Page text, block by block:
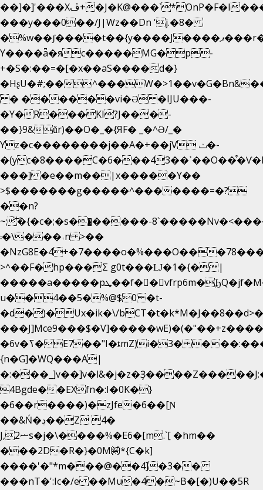
��]�]'���Xڦ+�J�K@���`*OnP�F�I�����n����ˎ���E>���%
���y���0��/J|Wz��Dn 'j.�8�
�%w��ʃ����t��{y����J����ޕ���r��d�$e҅b�e����
Y����ǟ�яc�����MG�p-
+�S�:��=�[�x��aS����d�}
� ������vi�Ə �IJU���-
�Y�R���KI?J���-
��}9&ǔr)��O�_�{ЯF� _�^Ə/_�
Yz�c��������j��A�+��jV ݖ�-
�(yc�8����C�6���43��ߴ��O��͒�Ѵ�k��OEX�2�,�)�t��@���aw����;�׷o�_��2�sy��.�=W�n��߃�{4��ߑ��i�8V6v4W�9��s���g�
���] �e��m��|x�����Y��
>$�������g�����^�������=�?
��n?
~;͝�{�c�;�s��̺�����-8`�����Nvߤ����>�
��\�܃�˓n >��
�NzG8E�4+�7����o�%���O��
>^��F�hp���Σ g0t���Ǉ�1�{�|
�����a�����pܜ��f��vfrp6m�ϦQ�jf�M����J:�x��-?
u��4��5�%@$0 �t-
�d�)�Ux�ik�\/
���J]Mce9���$�V]�����wE)�(�"��+z���
�6v�ߖ�E7��"I�ȶmZ)i�3� ���:���,
{n�G]�WQ���A|
4Bgde��EXfn�:I�0K�}
�6��r����)�zJfe�6��[Ɲ
��&Ń�ڊ��Z 4�
J,ޟ2s�j�\����%�E6�[m.`[ �hm��
���2D�R�}�0M㉀*{C�k]
����'�"*m���@��4]�3��
���nT�':Ic�/e ��Mu�4�~B�[�)U��5R